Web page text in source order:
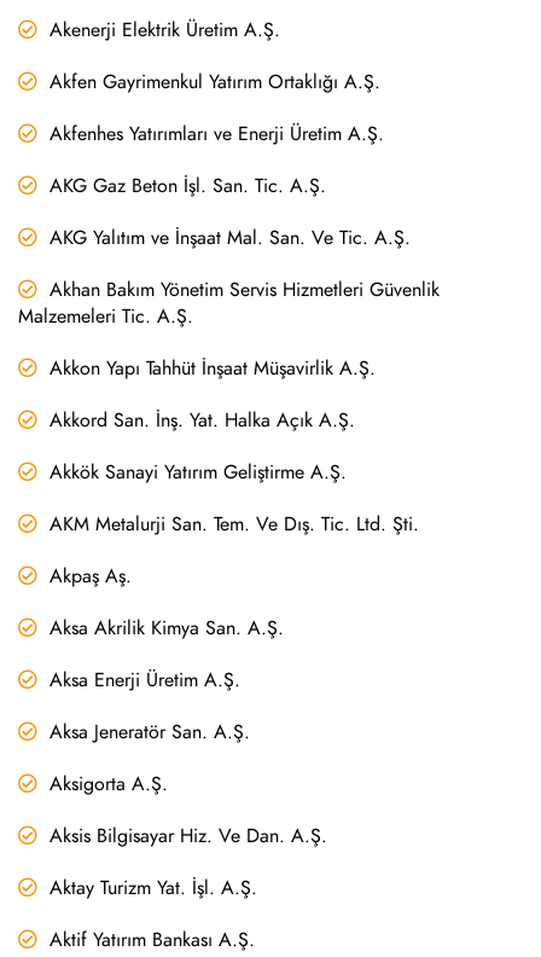
Akenerji Elektrik Üretim A.Ş.
Akfen Gayrimenkul Yatırım Ortaklığı A.Ş.
Akfenhes Yatırımları ve Enerji Üretim A.Ş.
AKG Gaz Beton İşl. San. Tic. A.Ş.
AKG Yalıtım ve İnşaat Mal. San. Ve Tic. A.Ş.
Akhan Bakım Yönetim Servis Hizmetleri Güvenlik
Malzemeleri Tic. A.Ş.
Akkon Yapı Tahhüt İnşaat Müşavirlik A.Ş.
Akkord San. İnş. Yat. Halka Açık A.Ş.
Akkök Sanayi Yatırım Geliştirme A.Ş.
AKM Metalurji San. Tem. Ve Dış. Tic. Ltd. Şti.
Akpaş Aş.
Aksa Akrilik Kimya San. A.Ş.
Aksa Enerji Üretim A.Ş.
Aksa Jeneratör San. A.Ş.
Aksigorta A.Ş.
Aksis Bilgisayar Hiz. Ve Dan. A.Ş.
Aktay Turizm Yat. İşl. A.Ş.
Aktif Yatırım Bankası A.Ş.